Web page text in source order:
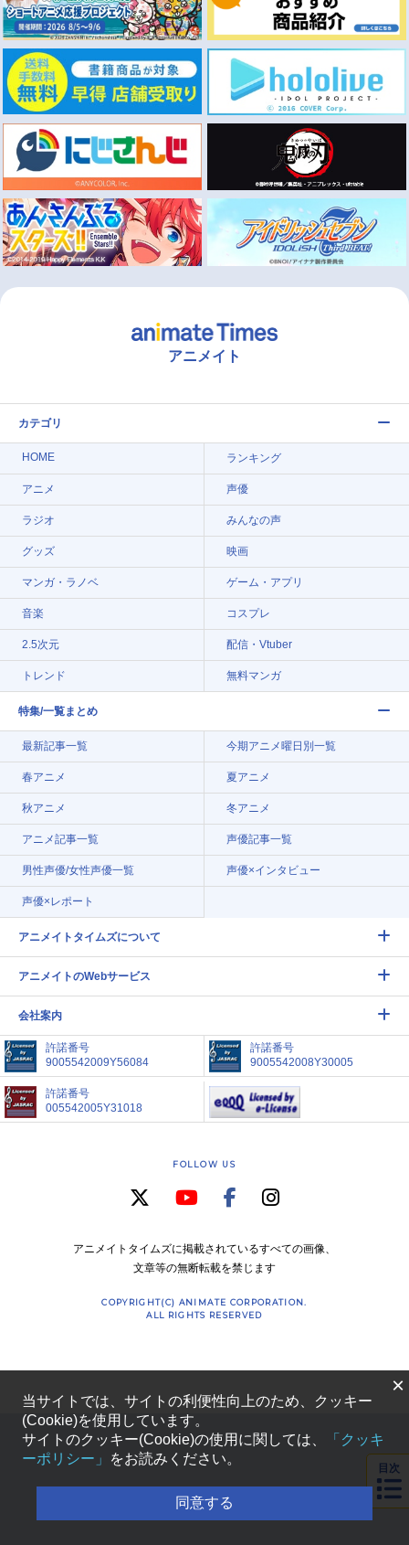
アニメイト
カテゴリ
HOME ランキング
アニメ 声優
ラジオ みんなの声
グッズ 映画
マンガ・ラノベ ゲーム・アプリ
音楽 コスプレ
2.5次元 配信・Vtuber
トレンド 無料マンガ
特集/一覧まとめ
最新記事一覧 今期アニメ曜日別一覧
春アニメ 夏アニメ
秋アニメ 冬アニメ
アニメ記事一覧 声優記事一覧
男性声優/女性声優一覧 声優×インタビュー
声優×レポート
アニメイトタイムズについて
アニメイトのWebサービス
会社案内
許諾番号
9005542009Y56084
許諾番号
9005542008Y30005
許諾番号
005542005Y31018
FOLLOW US
アニメイトタイムズに掲載されているすべての画像、
文章等の無断転載を禁じます
COPYRIGHT(C) ANIMATE CORPORATION.
ALL RIGHTS RESERVED
目次
×
当サイトでは、サイトの利便性向上のため、クッキー
(Cookie)を使用しています。
サイトのクッキー(Cookie)の使用に関しては、
「クッキ
ーポリシー」
をお読みください。
同意する